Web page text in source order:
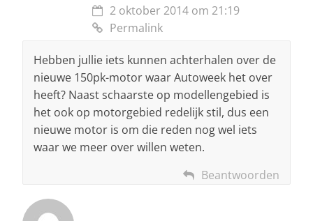
2 oktober 2014 om 21:19
Permalink
Hebben jullie iets kunnen achterhalen over de
nieuwe 150pk-motor waar Autoweek het over
heeft? Naast schaarste op modellengebied is
het ook op motorgebied redelijk stil, dus een
nieuwe motor is om die reden nog wel iets
waar we meer over willen weten.
Beantwoorden